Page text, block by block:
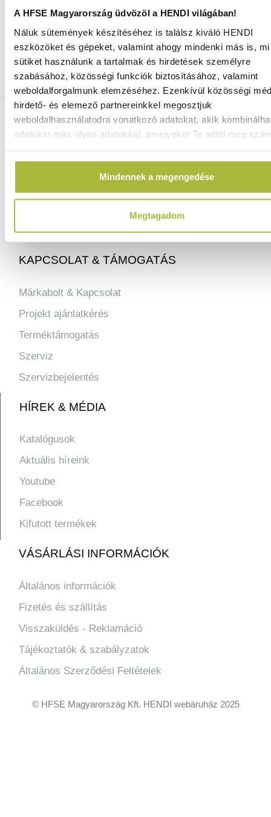
A HFSE Magyarország üdvözöl a HENDI világában!
Náluk sütemények készítéséhez is találsz kiváló HENDI
eszközöket és gépeket, valamint ahogy mindenki más is,
sütiket használunk a tartalmak és hirdetések személyre
szabásához, közösségi funkciók biztosításához, valamint
weboldalforgalmunk elemzéséhez. Ezenkívül közösségi
hirdető- és elemező partnereinkkel megosztjuk
weboldalhasználatodra vonatkozó adatokat, akik
adatokat más olyan adatokkal, amelyeket Te adtál meg
Mindennek a megengedése
Megtagadom
Ingyenes szállítás 25 000 Ft felett
Szállítás akár 1 munkanapon belül
Mindig a legkedvezőbb HENDI árak
Több mint 2000 termék raktáron
ELÉRHETŐSÉGEINK
info@hfse.hu
KAPCSOLAT & TÁMOGATÁS
Márkabolt & Kapcsolat
Projekt ajánlatkérés
Terméktámogatás
Szerviz
Szervizbejelentés
HÍREK & MÉDIA
Katalógusok
Aktuális híreink
Youtube
Facebook
Kifutott termékek
VÁSÁRLÁSI INFORMÁCIÓK
Általános információk
Fizetés és szállítás
Visszaküldés - Reklamáció
Tájékoztatók & szabályzatok
Általános Szerződési Feltételek
© HFSE Magyarország Kft. HENDI webáruház 2025